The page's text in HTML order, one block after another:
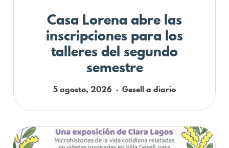
Casa Lorena abre las
inscripciones para los
talleres del segundo
semestre
5 agosto, 2026 Gesell a diario